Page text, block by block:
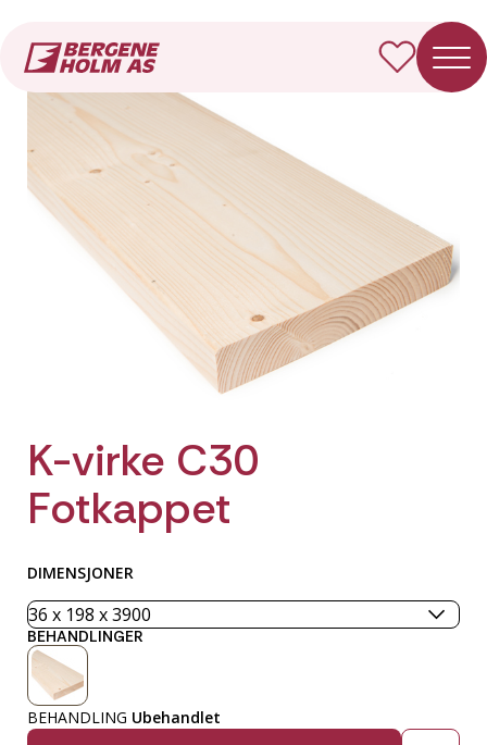
K-virke C30
Fotkappet
DIMENSJONER
BEHANDLINGER
BEHANDLING Ubehandlet